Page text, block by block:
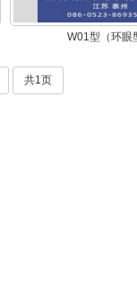
W01型（环眼
共1页